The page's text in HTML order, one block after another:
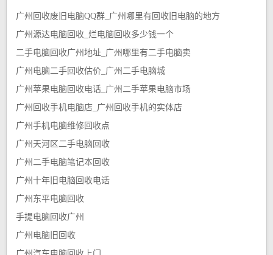
广州回收废旧电脑QQ群_广州哪里有回收旧电脑的地方
广州源达电脑回收_烂电脑回收多少钱一个
二手电脑回收广州地址_广州哪里有二手电脑卖
广州电脑二手回收估价_广州二手电脑城
广州苹果电脑回收电话_广州二手苹果电脑市场
广州回收手机电脑店_广州回收手机的实体店
广州手机电脑维修回收点
广州天河区二手电脑回收
广州二手电脑笔记本回收
广州十年旧电脑回收电话
广州东平电脑回收
手提电脑回收广州
广州电脑旧回收